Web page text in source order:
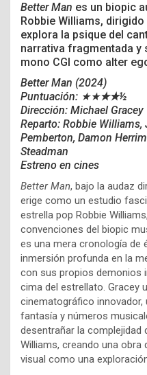
Better Man es un biopic
Robbie Williams,
explora la psique del
narrativa fragmentada y
mono CGI como alter
Better Man (2024)
Puntuación: ★★★★½
Dirección: Michael Gracey
Reparto: Robbie Williams,
Pemberton, Damon
Steadman
Estreno en cines
Better Man, bajo la audaz
erige como un estudio
estrella pop Robbie
convenciones del biopic
es una mera cronología de
inmersión profunda en la
con sus propios demonios
cima del estrellato. Gracey
cinematográfico innovador,
fantasía y números
desentrañar la complejidad
Williams, creando una
visual como una